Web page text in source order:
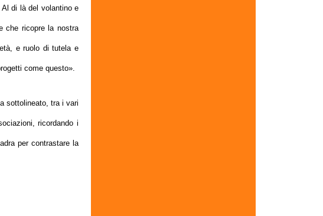
di là del volantino e
che ricopre la nostra
e ruolo di tutela e
come questo».
sottolineato, tra i vari
ricordando i
per contrastare la